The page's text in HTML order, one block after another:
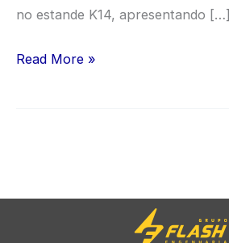
no estande K14, apresentando […]
Read More »